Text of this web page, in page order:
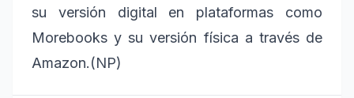
su versión digital en plataformas como
Morebooks y su versión física a través de
Amazon.(NP)